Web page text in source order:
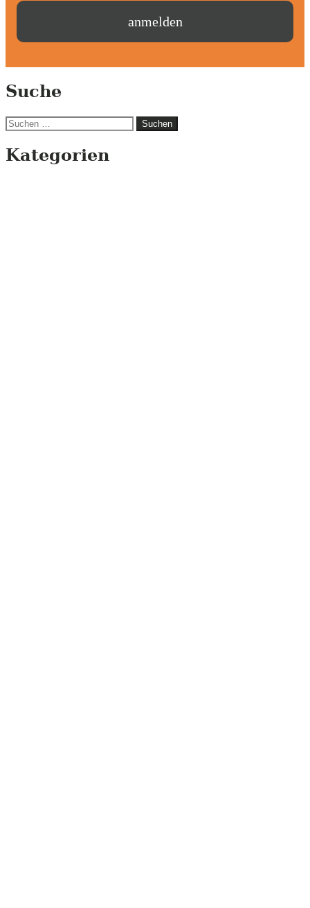
Suche
Suchen
Kategorien